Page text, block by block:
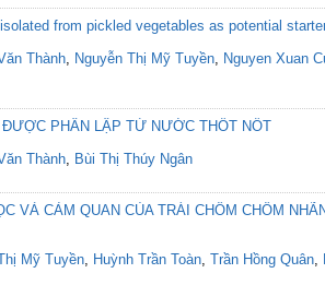
from pickled vegetables as potential
Thành, Nguyễn Thị Mỹ Tuyền, Nguyen Xuan
PHÂN LẬP TỪ NƯỚC THỐT NỐT
Thành, Bùi Thị Thúy Ngân
VÀ CẢM QUAN CỦA TRÁI CHÔM CHÔM
Mỹ Tuyền, Huỳnh Trần Toàn, Trần Hồng Quân,